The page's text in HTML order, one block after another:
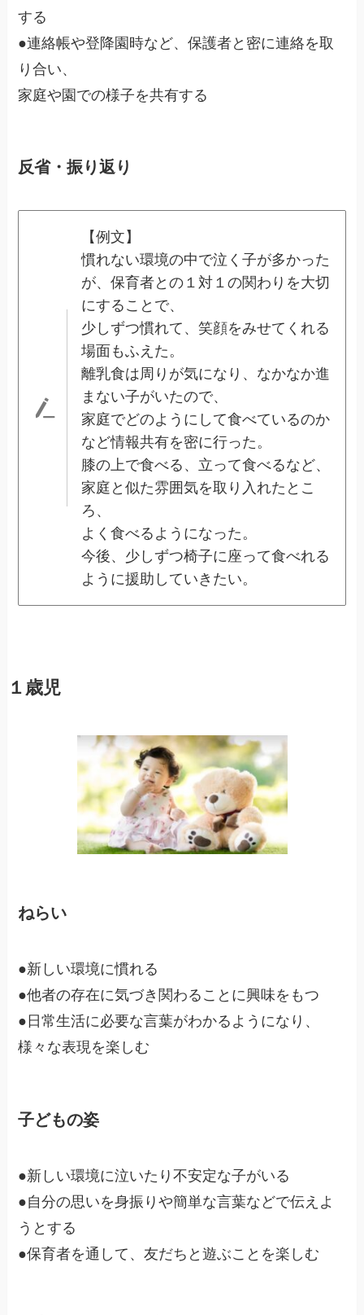
する
●連絡帳や登降園時など、保護者と密に連絡を取
り合い、
家庭や園での様子を共有する
反省・振り返り
【例文】
慣れない環境の中で泣く子が多かった
が、保育者との１対１の関わりを大切
にすることで、
少しずつ慣れて、笑顔をみせてくれる
場面もふえた。
離乳食は周りが気になり、なかなか進
まない子がいたので、
家庭でどのようにして食べているのか
など情報共有を密に行った。
膝の上で食べる、立って食べるなど、
家庭と似た雰囲気を取り入れたとこ
ろ、
よく食べるようになった。
今後、少しずつ椅子に座って食べれる
ように援助していきたい。
１歳児
ねらい
●新しい環境に慣れる
●他者の存在に気づき関わることに興味をもつ
●日常生活に必要な言葉がわかるようになり、
様々な表現を楽しむ
子どもの姿
●新しい環境に泣いたり不安定な子がいる
●自分の思いを身振りや簡単な言葉などで伝えよ
うとする
●保育者を通して、友だちと遊ぶことを楽しむ